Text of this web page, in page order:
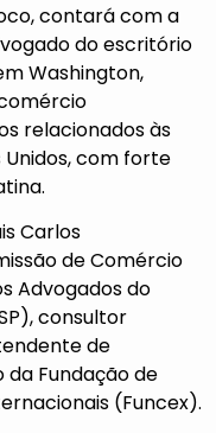
contará com a
do escritório
Washington,
relacionados às
com forte
Carlos
de Comércio
Advogados do
consultor
de
da Fundação de
(Funcex).